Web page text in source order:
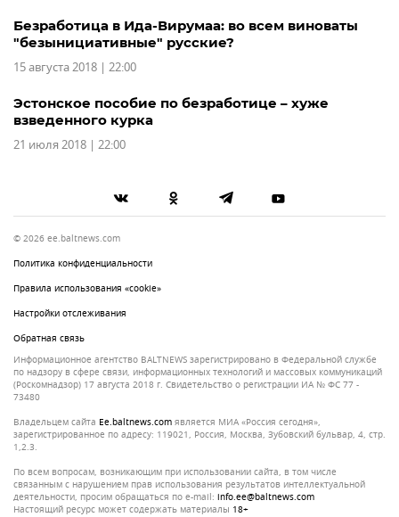
Безработица в Ида-Вирумаа: во всем виноваты
"безынициативные" русские?
15 августа 2018 | 22:00
Эстонское пособие по безработице – хуже
взведенного курка
21 июля 2018 | 22:00
© 2026 ee.baltnews.com
Политика конфиденциальности
Правила использования «cookie»
Настройки отслеживания
Обратная связь
Информационное агентство BALTNEWS зарегистрировано в Федеральной службе
по надзору в сфере связи, информационных технологий и массовых коммуникаций
(Роскомнадзор) 17 августа 2018 г. Свидетельство о регистрации ИА № ФС 77 -
73480
Владельцем сайта
ee.baltnews.com является МИА «Россия сегодня»,
зарегистрированное по адресу: 119021, Россия, Москва, Зубовский бульвар, 4, стр.
1,2.3.
По всем вопросам, возникающим при использовании сайта, в том числе
связанным с нарушением прав использования результатов интеллектуальной
деятельности, просим обращаться по e-mail: info.ee@baltnews.com
Настоящий ресурс может содержать материалы 18+